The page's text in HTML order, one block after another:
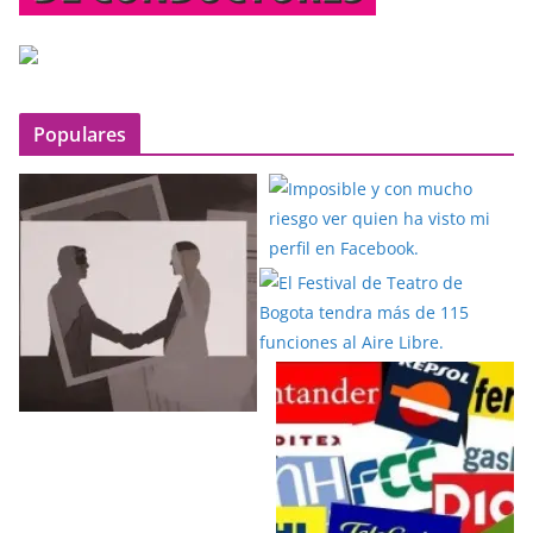
Populares